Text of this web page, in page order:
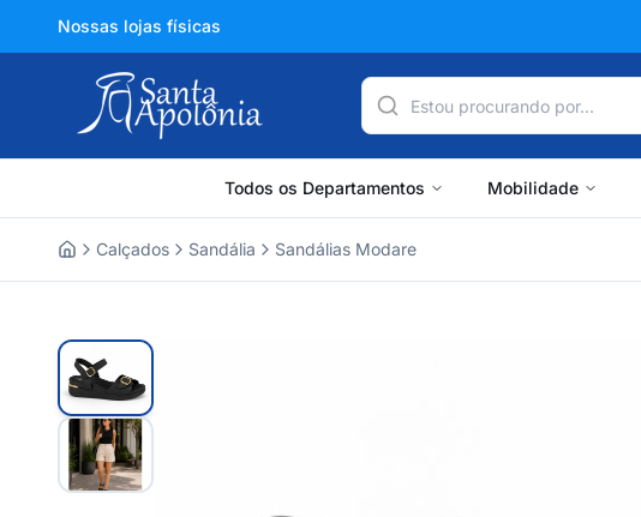
Nossas lojas físicas
Todos os Departamentos Mobilidade
Calçados Sandália Sandálias Modare